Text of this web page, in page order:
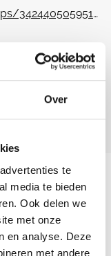
Over
te
media te bieden
Ook delen we
met onze
en analyse. Deze
met andere
https://www.facebook.com/groups/342440505951229
van deze